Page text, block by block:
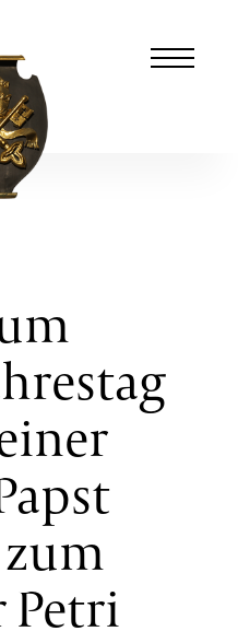
Petri